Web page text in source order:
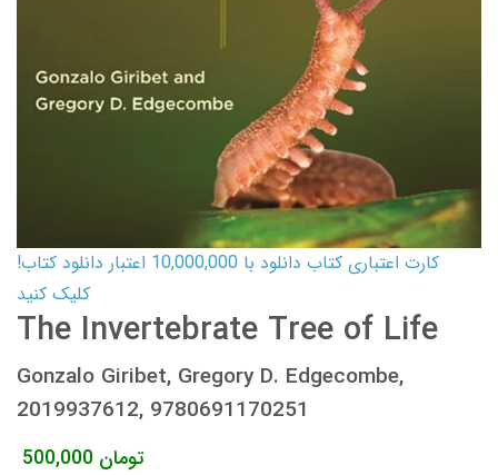
کارت اعتباری کتاب دانلود با 10,000,000 اعتبار دانلود کتاب!
کلیک کنید
The Invertebrate Tree of Life
Gonzalo Giribet, Gregory D. Edgecombe,
2019937612, 9780691170251
500,000 تومان